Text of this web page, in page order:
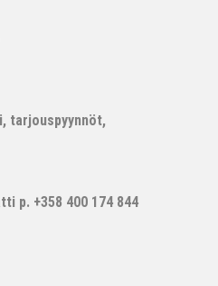
tarjouspyynnöt,
p. +358 400 174 844